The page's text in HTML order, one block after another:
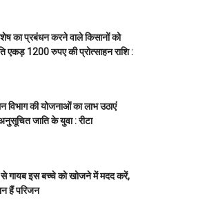
का प्रबंधन करने वाले किसानों को
एकड़ 1200 रुपए की प्रोत्साहन राशि :
विभाग की योजनाओं का लाभ उठाएं
जाति के युवा : रीटा
से गायब इस बच्चे को खोजने में मदद करें,
हैं परिजन